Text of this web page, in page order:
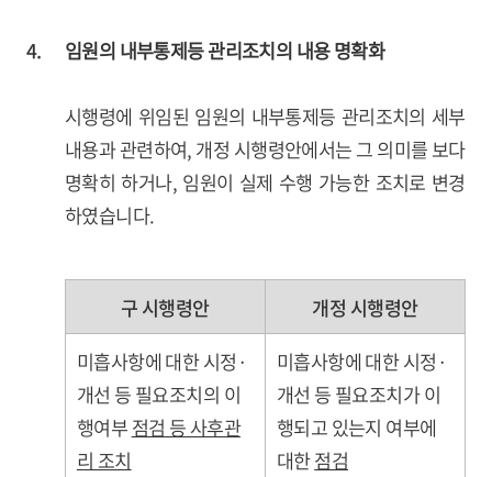
4. 임원의 내부통제등 관리조치의 내용 명확화
시행령에 위임된 임원의 내부통제등 관리조치의 세부
내용과 관련하여, 개정 시행령안에서는 그 의미를 보다
명확히 하거나, 임원이 실제 수행 가능한 조치로 변경
하였습니다.
구 시행령안
개정 시행령안
미흡사항에 대한 시정·
개선 등 필요조치의 이
행여부점검 등 사후관
리 조치
미흡사항에 대한 시정·
개선 등 필요조치가 이
행되고 있는지 여부에
대한점검